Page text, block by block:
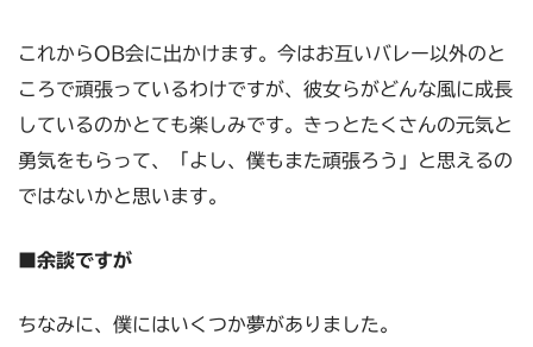
これからOB会に出かけます。今はお互いバレー以外のと
ころで頑張っているわけですが、彼女らがどんな風に成長
しているのかとても楽しみです。きっとたくさんの元気と
勇気をもらって、「よし、僕もまた頑張ろう」と思えるの
ではないかと思います。
■余談ですが
ちなみに、僕にはいくつか夢がありました。